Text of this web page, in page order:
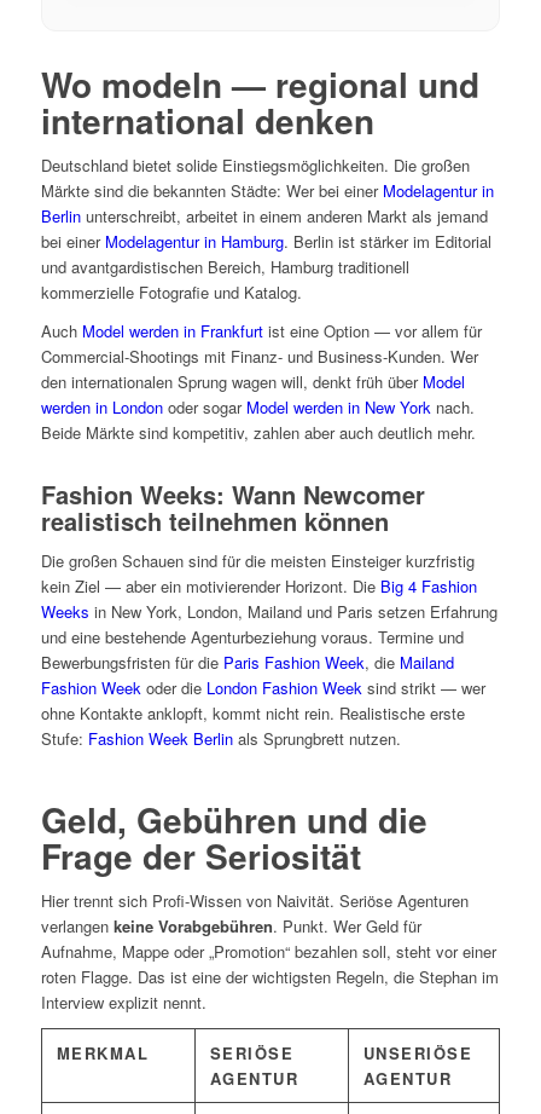
Wo modeln — regional und
international denken
Deutschland bietet solide Einstiegsmöglichkeiten. Die großen
Märkte sind die bekannten Städte: Wer bei einer Modelagentur in
Berlinunterschreibt, arbeitet in einem anderen Markt als jemand
bei einer Modelagentur in Hamburg. Berlin ist stärker im Editorial
und avantgardistischen Bereich, Hamburg traditionell
kommerzielle Fotografie und Katalog.
Auch Model werden in Frankfurtist eine Option — vor allem für
Commercial-Shootings mit Finanz- und Business-Kunden. Wer
den internationalen Sprung wagen will, denkt früh über Model
werden in Londonoder sogar Model werden in New Yorknach.
Beide Märkte sind kompetitiv, zahlen aber auch deutlich mehr.
Fashion Weeks: Wann Newcomer
realistisch teilnehmen können
Die großen Schauen sind für die meisten Einsteiger kurzfristig
kein Ziel — aber ein motivierender Horizont. Die Big 4 Fashion
Weeks in New York, London, Mailand und Paris setzen Erfahrung
und eine bestehende Agenturbeziehung voraus. Termine und
Bewerbungsfristen für die Paris Fashion Week, die Mailand
Fashion Weekoder die London Fashion Weeksind strikt — wer
ohne Kontakte anklopft, kommt nicht rein. Realistische erste
Stufe: Fashion Week Berlinals Sprungbrett nutzen.
Geld, Gebühren und die
Frage der Seriosität
Hier trennt sich Profi-Wissen von Naivität. Seriöse Agenturen
verlangen keine Vorabgebühren. Punkt. Wer Geld für
Aufnahme, Mappe oder „Promotion“ bezahlen soll, steht vor einer
roten Flagge. Das ist eine der wichtigsten Regeln, die Stephan im
Interview explizit nennt.
MERKMAL
SERIÖSE
AGENTUR
UNSERIÖSE
AGENTUR